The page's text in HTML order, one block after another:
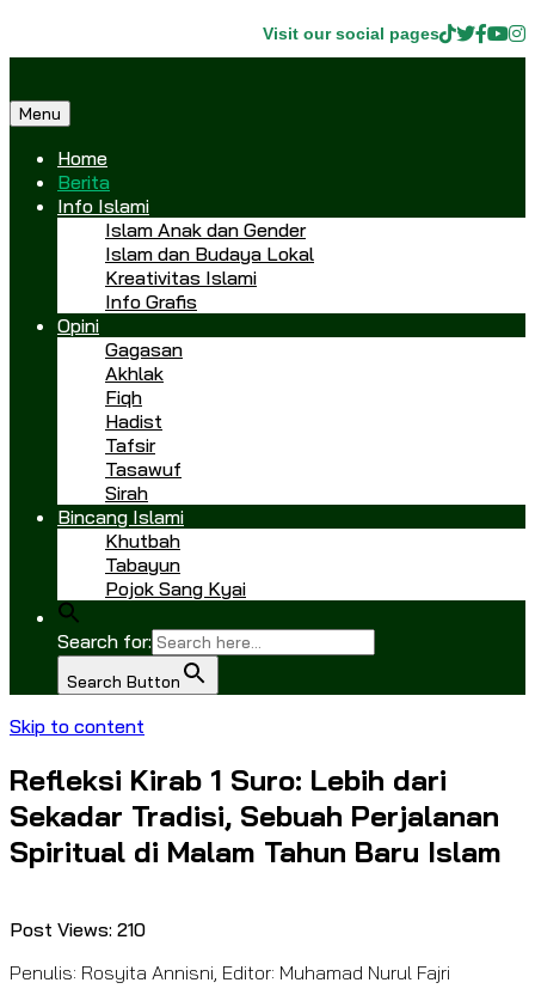
Visit our social pages
Menu
Home
Berita
Info Islami
Islam Anak dan Gender
Islam dan Budaya Lokal
Kreativitas Islami
Info Grafis
Opini
Gagasan
Akhlak
Fiqh
Hadist
Tafsir
Tasawuf
Sirah
Bincang Islami
Khutbah
Tabayun
Pojok Sang Kyai
Search for:
Search Button
Skip to content
Refleksi Kirab 1 Suro: Lebih dari
Sekadar Tradisi, Sebuah Perjalanan
Spiritual di Malam Tahun Baru Islam
Post Views: 210
Penulis: Rosyita Annisni, Editor: Muhamad Nurul Fajri